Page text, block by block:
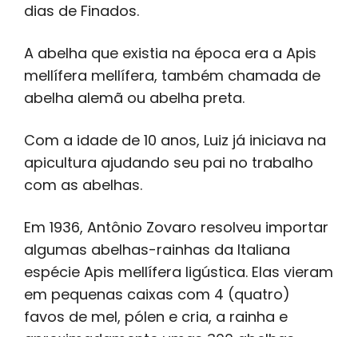
dias de Finados.
A abelha que existia na época era a Apis
mellífera mellífera, também chamada de
abelha alemã ou abelha preta.
Com a idade de 10 anos, Luiz já iniciava na
apicultura ajudando seu pai no trabalho
com as abelhas.
Em 1936, Antônio Zovaro resolveu importar
algumas abelhas-rainhas da Italiana
espécie Apis mellífera ligústica. Elas vieram
em pequenas caixas com 4 (quatro)
favos de mel, pólen e cria, a rainha e